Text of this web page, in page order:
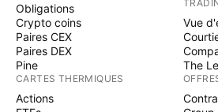
Obligations
Crypto coins
Paires CEX
Paires DEX
Pine
CARTES THERMIQUES
Actions
Vue
The